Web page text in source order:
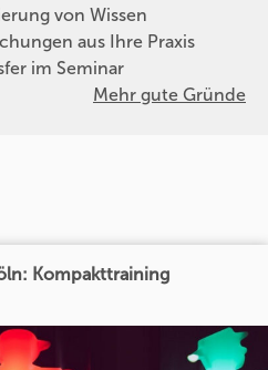
von Wissen
aus Ihre Praxis
im Seminar
Mehr gute Gründe
Kompakttraining